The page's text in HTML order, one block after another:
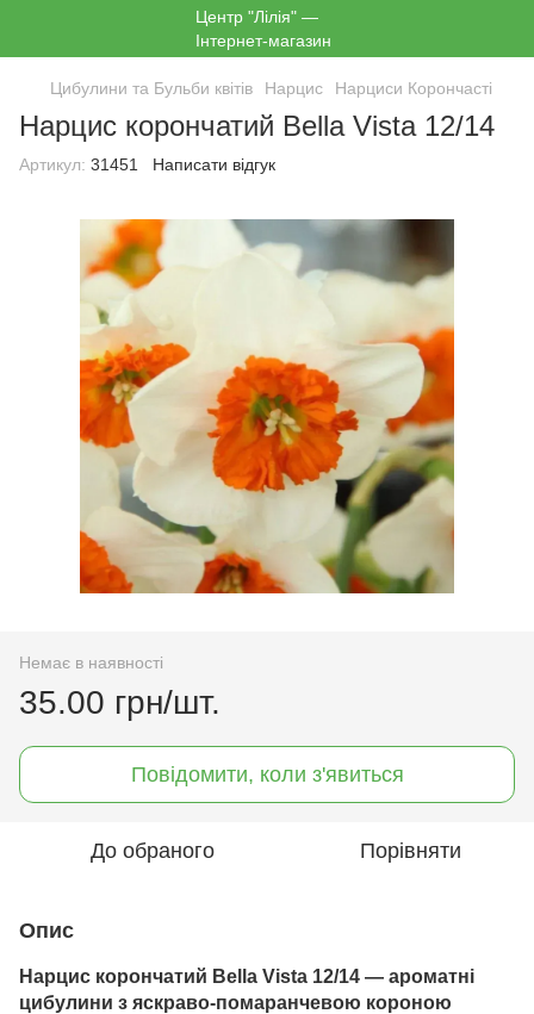
Цибулини та Бульби квітів Нарцис Нарциси Корончасті
Нарцис корончатий Bella Vista 12/14
Артикул: 31451 Написати відгук
Немає в наявності
35.00 грн/шт.
Повідомити, коли з'явиться
До обраного Порівняти
Опис
Нарцис корончатий Bella Vista 12/14 — ароматні
цибулини з яскраво-помаранчевою короною